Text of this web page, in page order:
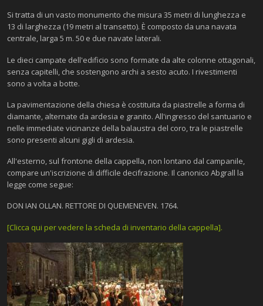
Si tratta di un vasto monumento che misura 35 metri di lunghezza e
13 di larghezza (19 metri al transetto). È composto da una navata
centrale, larga 5 m. 50 e due navate laterali.
Le dieci campate dell'edificio sono formate da alte colonne ottagonali,
senza capitelli, che sostengono archi a sesto acuto. I rivestimenti
sono a volta a botte.
La pavimentazione della chiesa è costituita da piastrelle a forma di
diamante, alternate da ardesia e granito. All'ingresso del santuario e
nelle immediate vicinanze della balaustra del coro, tra le piastrelle
sono presenti alcuni gigli di ardesia.
All'esterno, sul frontone della cappella, non lontano dal campanile,
compare un'iscrizione di difficile decifrazione. Il canonico Abgrall la
legge come segue:
DON IAN OLLAN. RETTORE DI QUEMENEVEN. 1764.
[Clicca qui per vedere la scheda di inventario della cappella].